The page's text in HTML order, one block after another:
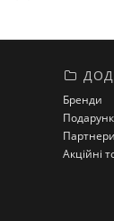
Бренди
Партнери
Акційні